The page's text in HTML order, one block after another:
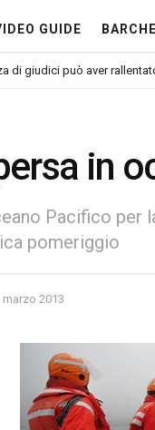
GUIDE BARCHE
di giudici può aver
in
Pacifico per
pomeriggio
marzo 2013